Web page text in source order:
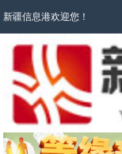
新疆信息港欢迎您！